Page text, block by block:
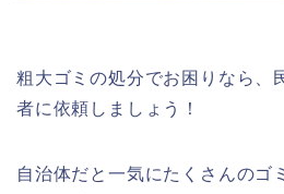
粗大ゴミの処分でお困りなら、
者に依頼しましょう！
自治体だと一気にたくさんのゴ